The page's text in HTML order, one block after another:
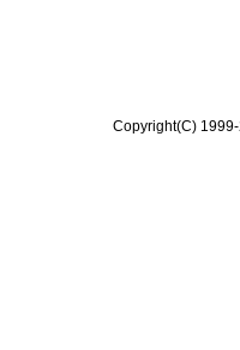
Copyright(C)